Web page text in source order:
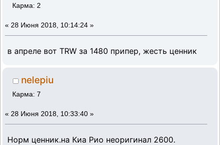
Карма: 2
« 28 Июня 2018, 10:14:24 »
в апреле вот TRW за 1480 припер, жесть ценник
nelepiu
Карма: 7
« 28 Июня 2018, 10:33:40 »
Норм ценник.на Киа Рио неоригинал 2600.